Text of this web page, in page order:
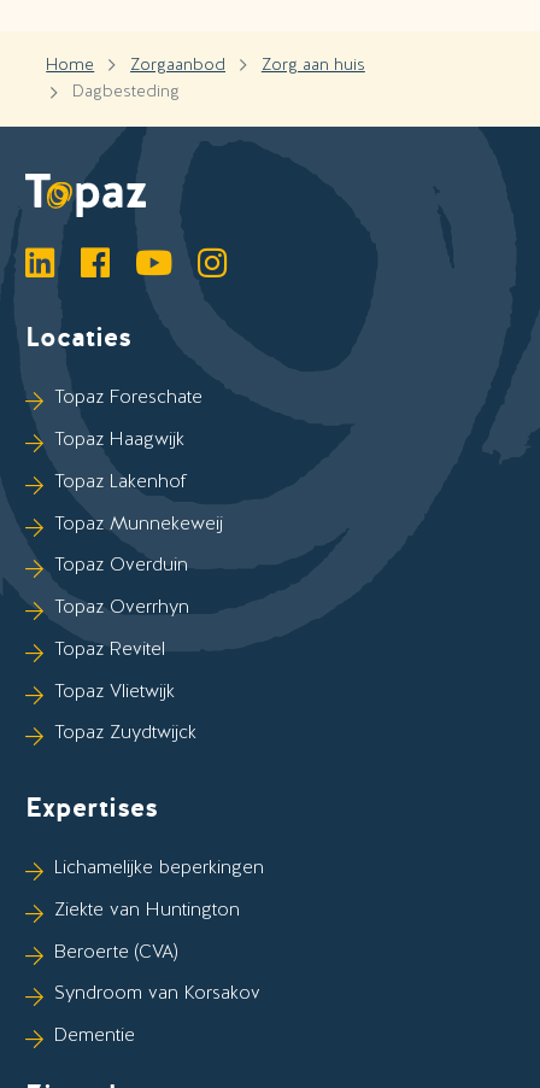
Home Zorgaanbod
Zorg aan huis
Dagbesteding
LinkedIn
Facebook
YouTubeInstagram
Locaties
Sla Locaties-links over
Topaz Foreschate
Topaz Haagwijk
Topaz Lakenhof
Topaz Munnekeweij
Topaz Overduin
Topaz Overrhyn
Topaz Revitel
Topaz Vlietwijk
Topaz Zuydtwijck
Expertises
Lichamelijke beperkingen
Ziekte van Huntington
Beroerte (CVA)
Syndroom van Korsakov
Dementie